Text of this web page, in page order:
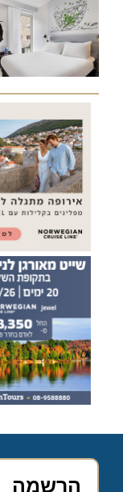
הרשמה